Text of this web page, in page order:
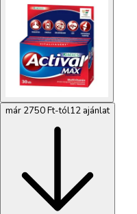
már 2750 Ft-tól12 ajánlat